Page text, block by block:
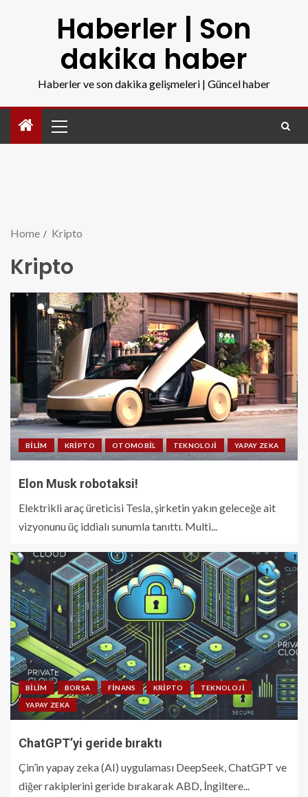
Haberler | Son
dakika haber
Haberler ve son dakika gelişmeleri | Güncel haber
Home Kripto
Kripto
BILIM KRIPTO OTOMOBIL TEKNOLOJI YAPAY ZEKA
Elon Musk robotaksi!
Elektrikli araç üreticisi Tesla, şirketin yakın geleceğe ait
vizyonunu üç iddialı sunumla tanıttı. Multi...
BILIM BORSA FINANS KRIPTO TEKNOLOJI
YAPAY ZEKA
ChatGPT’yi geride bıraktı
Çin’in yapay zeka (AI) uygulaması DeepSeek, ChatGPT ve
diğer rakiplerini geride bırakarak ABD, İngiltere...